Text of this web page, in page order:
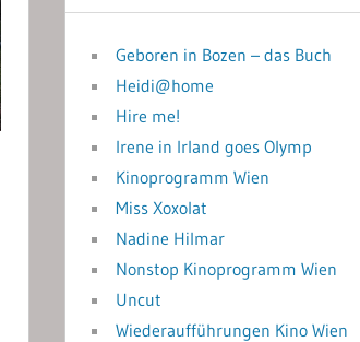
Geboren in Bozen – das Buch
Heidi@home
Hire me!
Irene in Irland goes Olymp
Kinoprogramm Wien
Miss Xoxolat
Nadine Hilmar
Nonstop Kinoprogramm Wien
Uncut
Wiederaufführungen Kino Wien